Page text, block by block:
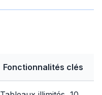
Fonctionnalités clés